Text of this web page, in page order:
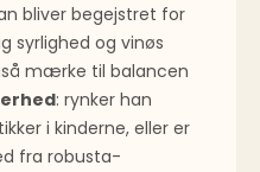
bliver begejstret for
syrlighed og vinøs
mærke til balancen
: rynker han
i kinderne, eller er
fra robusta-